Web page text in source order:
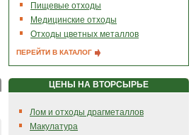
Пищевые отходы
Медицинские отходы
Отходы цветных металлов
ПЕРЕЙТИ В КАТАЛОГ
ЦЕНЫ НА ВТОРСЫРЬЕ
Лом и отходы драгметаллов
Макулатура